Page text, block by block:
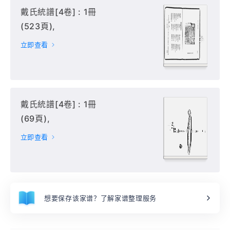
戴氏統譜[4卷] : 1冊
(523頁),
立即查看
戴氏統譜[4卷] : 1冊
(69頁),
立即查看
想要保存该家谱？了解家谱整理服务